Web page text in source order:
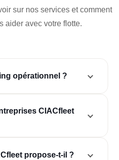
sur nos services et comment
aider avec votre flotte.
opérationnel ?
CIACfleet
propose-t-il ?